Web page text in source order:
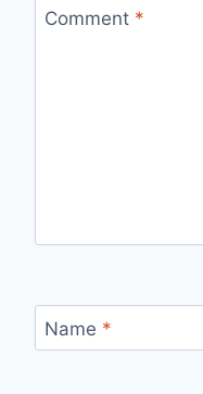
Comment *
Name *